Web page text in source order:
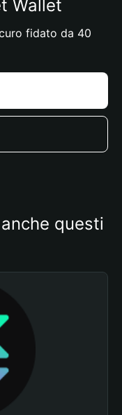
Wallet
fidato da 40
questi